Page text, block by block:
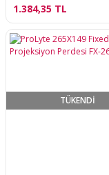
1.384,35 TL
TÜKENDİ